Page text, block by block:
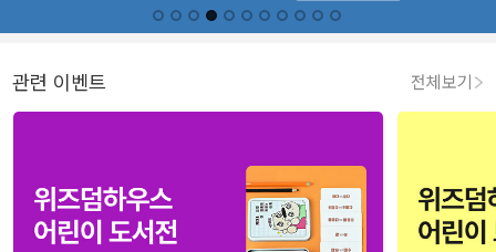
관련 이벤트 전체보기